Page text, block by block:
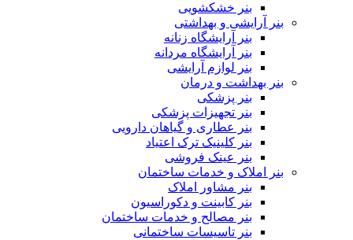
بنر خشکشویی
بنر آرایشی و بهداشتی
بنر آرایشگاه زنانه
بنر آرایشگاه مردانه
بنر لوازم آرایشی
بنر بهداشت و درمان
بنر پزشکی
بنر تجهیزات پزشکی
بنر عطاری و گیاهان دارویی
بنر کلینیک ترک اعتیاد
بنر عینک فروشی
بنر املاک و خدمات ساختمان
بنر مشاور املاک
بنر کابینت و دکوراسیون
بنر مصالح و خدمات ساختمان
بنر تاسیسات ساختمانی